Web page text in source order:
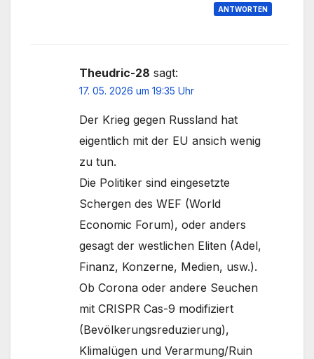
ANTWORTEN
Theudric-28 sagt:
17. 05. 2026 um 19:35 Uhr
Der Krieg gegen Russland hat
eigentlich mit der EU ansich wenig
zu tun.
Die Politiker sind eingesetzte
Schergen des WEF (World
Economic Forum), oder anders
gesagt der westlichen Eliten (Adel,
Finanz, Konzerne, Medien, usw.).
Ob Corona oder andere Seuchen
mit CRISPR Cas-9 modifiziert
(Bevölkerungsreduzierung),
Klimalügen und Verarmung/Ruin